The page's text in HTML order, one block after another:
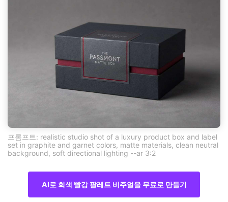
프롬프트: realistic studio shot of a luxury product box and label
set in graphite and garnet colors, matte materials, clean neutral
background, soft directional lighting --ar 3:2
AI로 회색 빨강 팔레트 비주얼을 무료로 만들기